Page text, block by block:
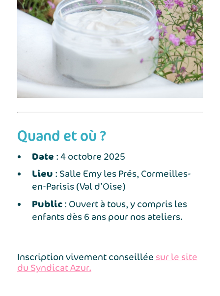
Quand et où ?
Date : 4 octobre 2025
Lieu : Salle Emy les Prés, Cormeilles-
en-Parisis (Val d’Oise)
Public : Ouvert à tous, y compris les
enfants dès 6 ans pour nos ateliers.
Inscription vivement conseillée sur le site
du Syndicat Azur.